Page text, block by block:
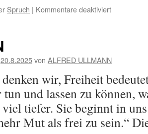
Spruch | Kommentare deaktiviertfür
20.8.2025von ALFRED ULLMANN
wir, Freiheit
tun und lassen zu können,
tiefer. Sie beginnt in
Mut als frei zu sein.“